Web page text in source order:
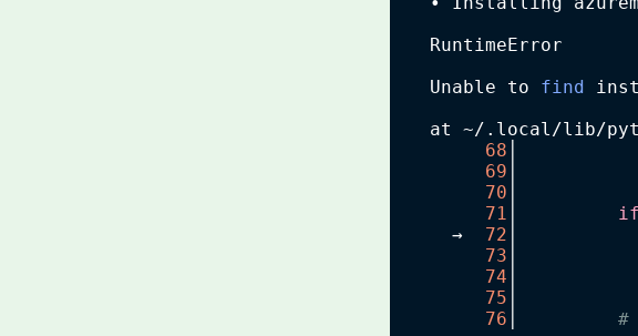
  RuntimeError
  Unable to
find
at ~/.local/lib/
68
69 │
70
71
if
    →
72 │
73
74
75
76
#